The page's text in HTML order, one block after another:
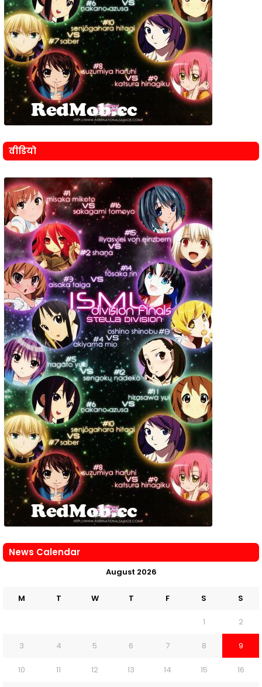
वीडियो
News Calendar
August 2026
M T W T F S S
1 2
3 4 5 6 7 8 9
10 11 12 13 14 15 16